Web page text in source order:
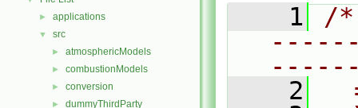
► applications
▼ src
► atmosphericModels
► combustionModels
► conversion
► dummyThirdParty
    1
/
    2